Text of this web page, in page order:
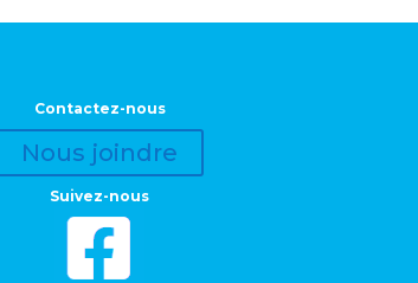
Contactez-nous
Nous joindre
Suivez-nous